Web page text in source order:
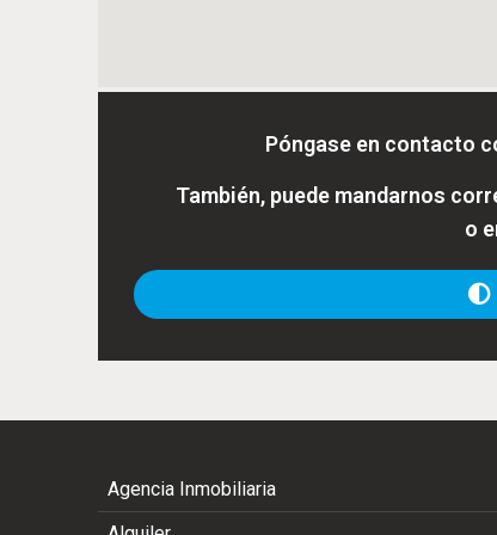
Póngase en contacto
También, puede mandarnos
o
Agencia Inmobiliaria